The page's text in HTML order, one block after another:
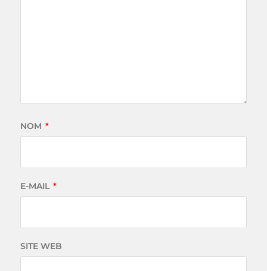
NOM *
E-MAIL *
SITE WEB